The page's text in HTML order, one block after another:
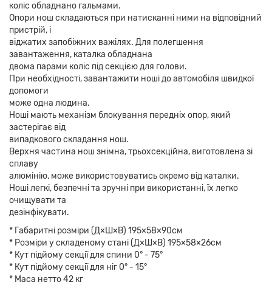
коліс обладнано гальмами.
Опори нош складаються при натисканні ними на відповідний
пристрій, і
віджатих запобіжних важілях. Для полегшення
завантаження, каталка обладнана
двома парами коліс під секцією для голови.
При необхідності, завантажити ноші до автомобіля швидкої
допомоги
може одна людина.
Ноші мають механізм блокування передніх опор, який
застерігає від
випадкового складання нош.
Верхня частина нош знімна, трьохсекційна, виготовлена зі
сплаву
алюмінію, може використовуватись окремо від каталки.
Ноші легкі, безпечні та зручні при використанні, їх легко
очищувати та
дезінфікувати.
* Габаритні розміри (Д×Ш×В) 195×58×90см
* Розміри у складеному стані (Д×Ш×В) 195×58×26см
* Кут підйому секції для спини 0° - 75°
* Кут підйому секції для ніг 0° - 15°
* Маса нетто 42 кг